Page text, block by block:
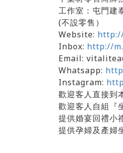
工作室：屯門建
(不設零售）
Website:
Inbox: http://
Email:
Whatsapp:
Instagram:
歡迎客人直接到
歡迎客人自組『
提供婚宴回禮小
提供孕婦及產婦